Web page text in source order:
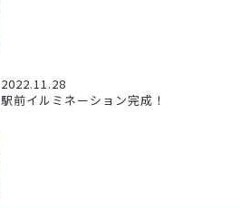
2022.11.28
駅前イルミネーション完成！